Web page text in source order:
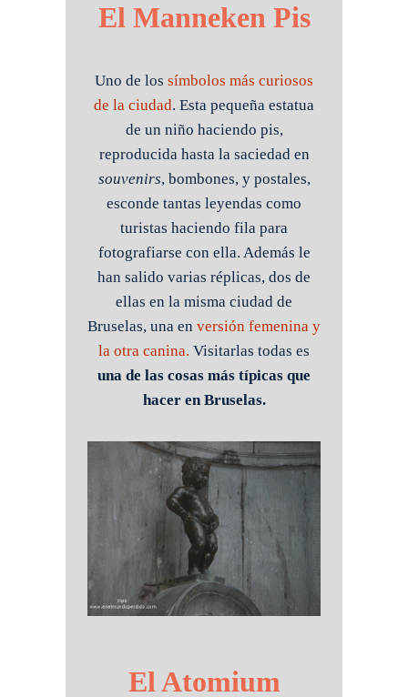
El Manneken Pis
Uno de los símbolos más curiosos
de la ciudad. Esta pequeña estatua
de un niño haciendo pis,
reproducida hasta la saciedad en
souvenirs, bombones, y postales,
esconde tantas leyendas como
turistas haciendo fila para
fotografiarse con ella. Además le
han salido varias réplicas, dos de
ellas en la misma ciudad de
Bruselas, una en versión femenina y
la otra canina. Visitarlas todas es
una de las cosas más típicas que
hacer en Bruselas.
El Atomium